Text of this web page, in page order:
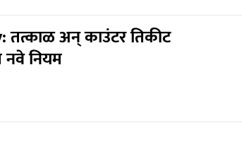
अन् काउंटर तिकीट
नियम